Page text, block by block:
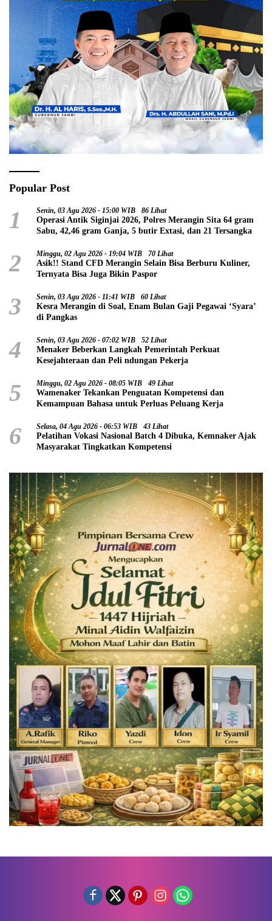
Popular Post
1 Senin, 03 Agu 2026 - 15:00 WIB 86 Lihat
Operasi Antik Siginjai 2026, Polres Merangin Sita 64 gram
Sabu, 42,46 gram Ganja, 5 butir Extasi, dan 21 Tersangka
2 Minggu, 02 Agu 2026 - 19:04 WIB 70 Lihat
Asik!! Stand CFD Merangin Selain Bisa Berburu Kuliner,
Ternyata Bisa Juga Bikin Paspor
3 Senin, 03 Agu 2026 - 11:41 WIB 60 Lihat
Kesra Merangin di Soal, Enam Bulan Gaji Pegawai ‘Syara’
di Pangkas
4 Senin, 03 Agu 2026 - 07:02 WIB 52 Lihat
Menaker Beberkan Langkah Pemerintah Perkuat
Kesejahteraan dan Peli ndungan Pekerja
5 Minggu, 02 Agu 2026 - 08:05 WIB 49 Lihat
Wamenaker Tekankan Penguatan Kompetensi dan
Kemampuan Bahasa untuk Perluas Peluang Kerja
6 Selasa, 04 Agu 2026 - 06:53 WIB 43 Lihat
Pelatihan Vokasi Nasional Batch 4 Dibuka, Kemnaker Ajak
Masyarakat Tingkatkan Kompetensi